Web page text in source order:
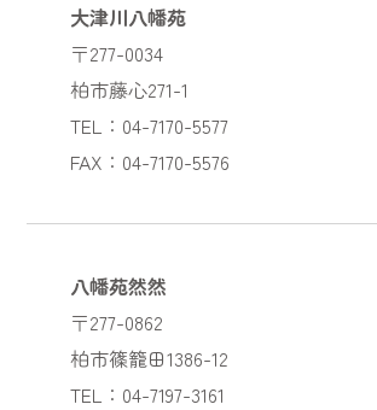
大津川八幡苑
〒277-0034
柏市藤心271-1
TEL：04-7170-5577
FAX：04-7170-5576
八幡苑然然
〒277-0862
柏市篠籠田1386-12
TEL：04-7197-3161